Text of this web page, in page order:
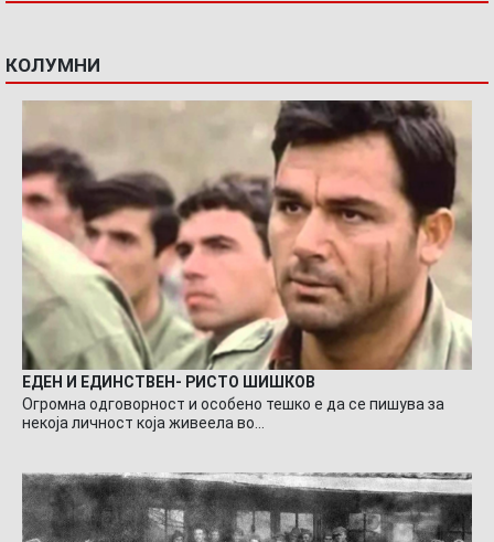
КОЛУМНИ
ЕДЕН И ЕДИНСТВЕН- РИСТО ШИШКОВ
Огромна одговорност и особено тешко е да се пишува за
некоја личност која живеела во…